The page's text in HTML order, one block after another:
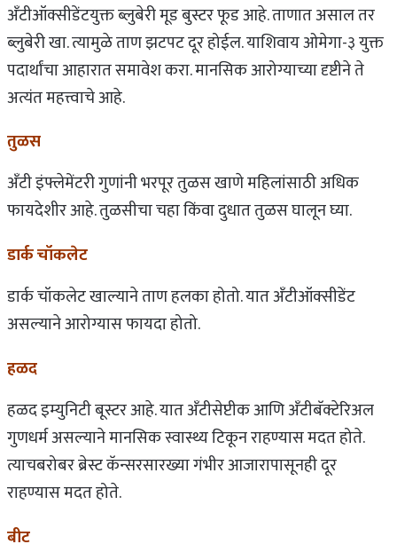
अ‍ॅंटीऑक्सीडेंटयुक्त ब्लुबेरी मूड बुस्टर फूड आहे. ताणात असाल तर
ब्लुबेरी खा. त्यामुळे ताण झटपट दूर होईल. याशिवाय ओमेगा-३ युक्त
पदार्थांचा आहारात समावेश करा. मानसिक आरोग्याच्या दृष्टीने ते
अत्यंत महत्त्वाचे आहे.
तुळस
अ‍ॅंटी इंफ्लेमेंटरी गुणांनी भरपूर तुळस खाणे महिलांसाठी अधिक
फायदेशीर आहे. तुळसीचा चहा किंवा दुधात तुळस घालून घ्या.
डार्क चॉकलेट
डार्क चॉकलेट खाल्याने ताण हलका होतो. यात अँटीऑक्सीडेंट
असल्याने आरोग्यास फायदा होतो.
हळद
हळद इम्युनिटी बूस्टर आहे. यात अ‍ॅंटीसेप्टीक आणि अ‍ॅंटीबॅक्टेरिअल
गुणधर्म असल्याने मानसिक स्वास्थ्य टिकून राहण्यास मदत होते.
त्याचबरोबर ब्रेस्ट कॅन्सरसारख्या गंभीर आजारापासूनही दूर
राहण्यास मदत होते.
बीट